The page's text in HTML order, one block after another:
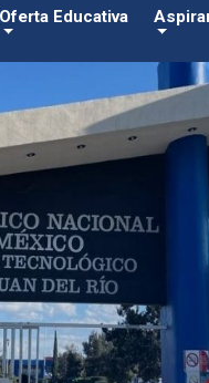
Oferta Educativa